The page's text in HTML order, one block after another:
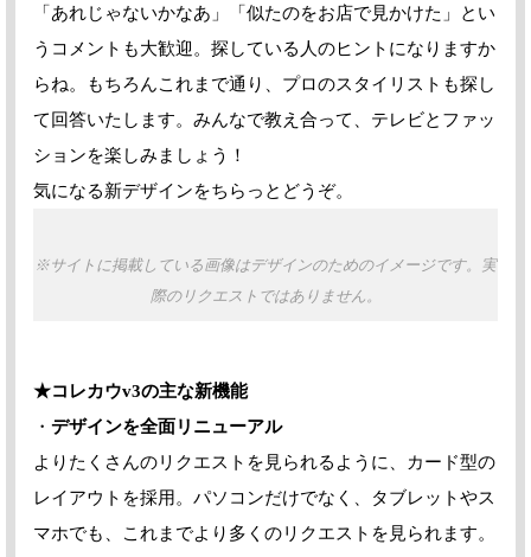
「あれじゃないかなあ」「似たのをお店で見かけた」とい
うコメントも大歓迎。探している人のヒントになりますか
らね。もちろんこれまで通り、プロのスタイリストも探し
て回答いたします。みんなで教え合って、テレビとファッ
ションを楽しみましょう！
気になる新デザインをちらっとどうぞ。
※サイトに掲載している画像はデザインのためのイメージです。実
際のリクエストではありません。
★コレカウv3の主な新機能
・ デザインを全面リニューアル
よりたくさんのリクエストを見られるように、カード型の
レイアウトを採用。パソコンだけでなく、タブレットやス
マホでも、これまでより多くのリクエストを見られます。